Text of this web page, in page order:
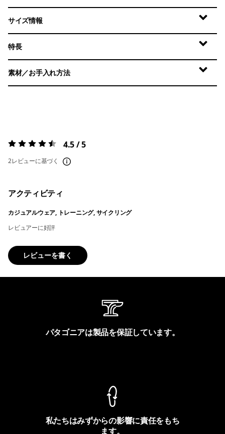
サイズ情報
特長
素材／お手入れ方法
評価:4.5 / 5 4.5 / 5
2レビューに基づく
アクティビティ
カジュアルウェア, トレーニング, サイクリング
レビュアーに好評
レビューを書く
パタゴニアは製品を保証しています。
私たちはみずからの影響に責任をもち
ます。